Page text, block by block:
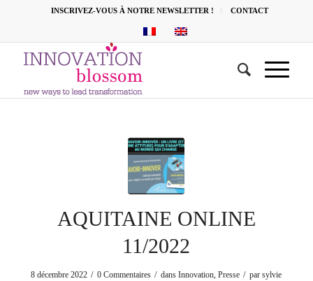
INSCRIVEZ-VOUS À NOTRE NEWSLETTER ! CONTACT
AQUITAINE ONLINE
11/2022
8 décembre 2022 / 0 Commentaires / dansInnovation,Presse / parsylvie